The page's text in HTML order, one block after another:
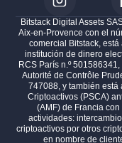
Bitstack Digital Assets
Aix-en-Provence con el
comercial Bitstack,
institución de dinero
RCS París n.º
Autorité de Contrôle
747088, y también está
Criptoactivos (PSCA)
(AMF) de Francia
actividades:
criptoactivos por otros
en nombre de